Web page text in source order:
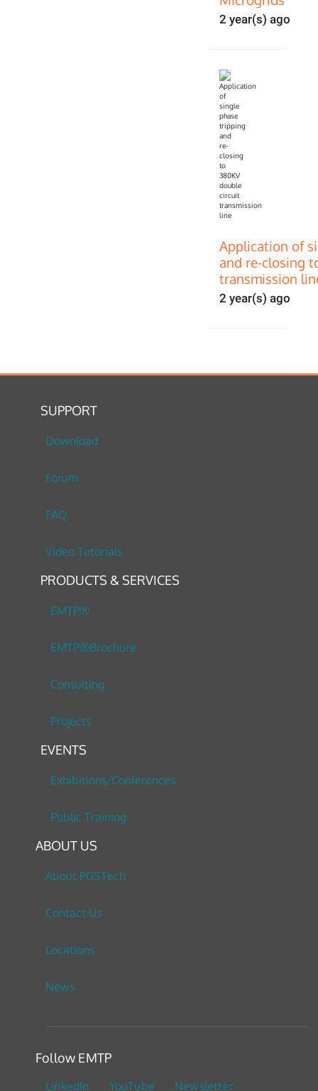
2 year(s) ago
Application of
and re-closing
transmission
2 year(s) ago
SUPPORT
Download
Forum
FAQ
Video Tutorials
PRODUCTS & SERVICES
EMTP®
EMTP®Brochure
Consulting
Projects
EVENTS
Exhibitions/Conferences
Public Training
ABOUT US
About PGSTech
Contact Us
Locations
News
Follow EMTP
LinkedIn YouTube Newsletter